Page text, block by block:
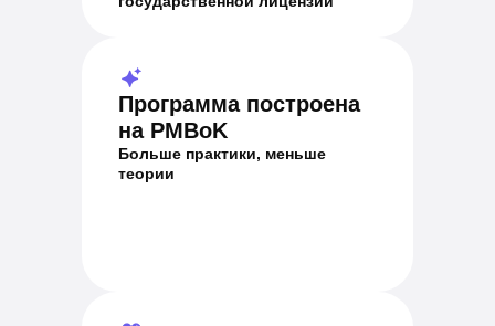
Программа построена
на PMBoK
Больше практики, меньше
теории